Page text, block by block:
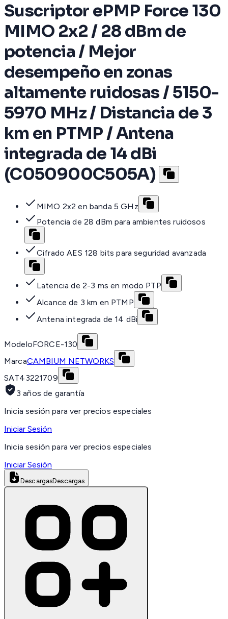
Suscriptor ePMP Force 130
MIMO 2x2 / 28 dBm de
potencia / Mejor
desempeño en zonas
altamente ruidosas / 5150-
5970 MHz / Distancia de 3
km en PTMP / Antena
integrada de 14 dBi
(C050900C505A)
MIMO 2x2 en banda 5 GHz
Potencia de 28 dBm para ambientes ruidosos
Cifrado AES 128 bits para seguridad avanzada
Latencia de 2-3 ms en modo PTP
Alcance de 3 km en PTMP
Antena integrada de 14 dBi
ModeloFORCE-130
MarcaCAMBIUM NETWORKS
SAT43221709
3 años de garantía
Inicia sesión para ver precios especiales
Iniciar Sesión
Inicia sesión para ver precios especiales
Iniciar Sesión
DescargasDescargas